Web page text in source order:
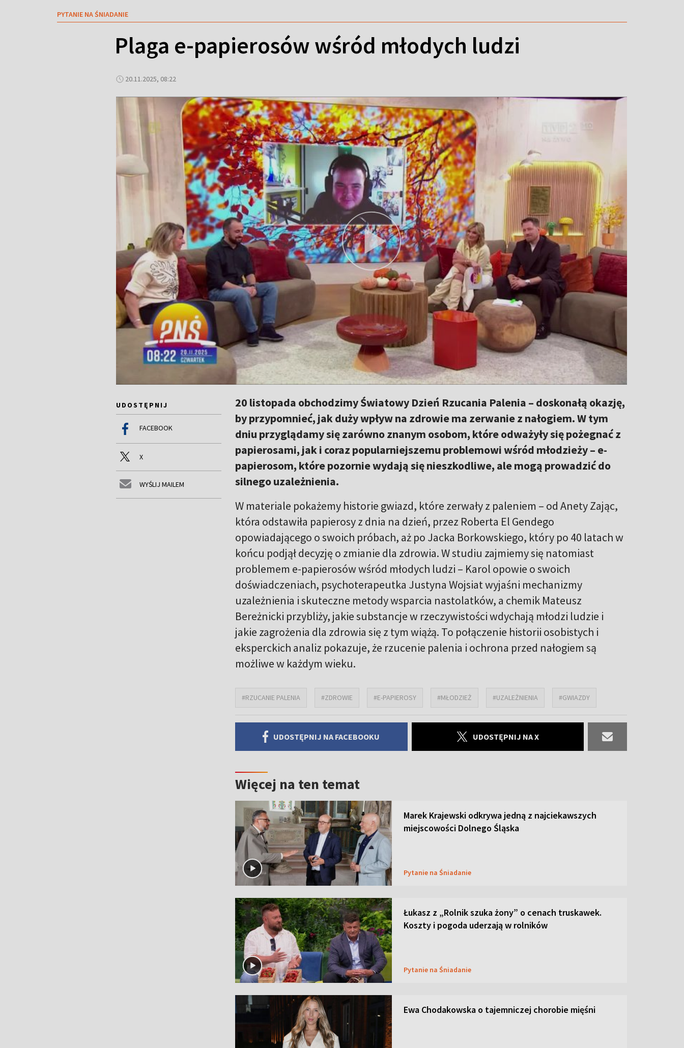
PYTANIE NA ŚNIADANIE
Plaga e-papierosów wśród młodych ludzi
20.11.2025, 08:22
UDOSTĘPNIJ
FACEBOOK
X
WYŚLIJ MAILEM
20 listopada obchodzimy Światowy Dzień Rzucania Palenia – doskonałą okazję,
by przypomnieć, jak duży wpływ na zdrowie ma zerwanie z nałogiem. W tym
dniu przyglądamy się zarówno znanym osobom, które odważyły się pożegnać z
papierosami, jak i coraz popularniejszemu problemowi wśród młodzieży – e-
papierosom, które pozornie wydają się nieszkodliwe, ale mogą prowadzić do
silnego uzależnienia.
W materiale pokażemy historie gwiazd, które zerwały z paleniem – od Anety Zając,
która odstawiła papierosy z dnia na dzień, przez Roberta El Gendego
opowiadającego o swoich próbach, aż po Jacka Borkowskiego, który po 40 latach w
końcu podjął decyzję o zmianie dla zdrowia. W studiu zajmiemy się natomiast
problemem e-papierosów wśród młodych ludzi – Karol opowie o swoich
doświadczeniach, psychoterapeutka Justyna Wojsiat wyjaśni mechanizmy
uzależnienia i skuteczne metody wsparcia nastolatków, a chemik Mateusz
Bereżnicki przybliży, jakie substancje w rzeczywistości wdychają młodzi ludzie i
jakie zagrożenia dla zdrowia się z tym wiążą. To połączenie historii osobistych i
eksperckich analiz pokazuje, że rzucenie palenia i ochrona przed nałogiem są
możliwe w każdym wieku.
#RZUCANIE PALENIA #ZDROWIE #E-PAPIEROSY #MŁODZIEŻ #UZALEŻNIENIA #GWIAZDY
UDOSTĘPNIJ NA FACEBOOKU UDOSTĘPNIJ NA X
Więcej na ten temat
Marek Krajewski odkrywa jedną z najciekawszych
miejscowości Dolnego Śląska
Pytanie na Śniadanie
Łukasz z „Rolnik szuka żony” o cenach truskawek.
Koszty i pogoda uderzają w rolników
Pytanie na Śniadanie
Ewa Chodakowska o tajemniczej chorobie mięśni